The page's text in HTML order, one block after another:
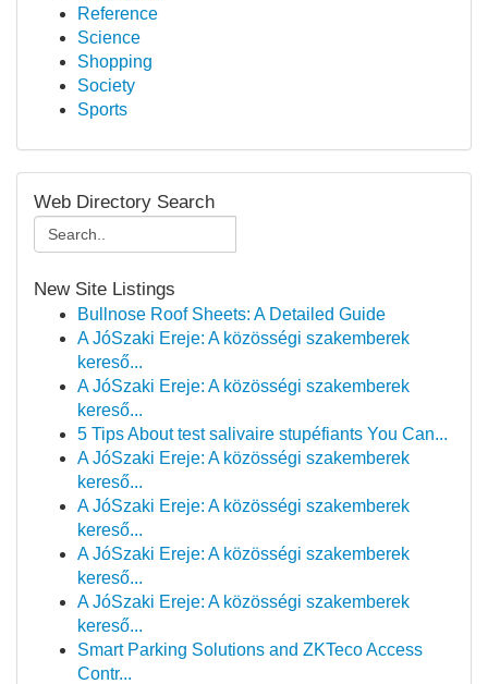
Reference
Science
Shopping
Society
Sports
Web Directory Search
New Site Listings
Bullnose Roof Sheets: A Detailed Guide
A JóSzaki Ereje: A közösségi szakemberek
kereső...
A JóSzaki Ereje: A közösségi szakemberek
kereső...
5 Tips About test salivaire stupéfiants You Can...
A JóSzaki Ereje: A közösségi szakemberek
kereső...
A JóSzaki Ereje: A közösségi szakemberek
kereső...
A JóSzaki Ereje: A közösségi szakemberek
kereső...
A JóSzaki Ereje: A közösségi szakemberek
kereső...
Smart Parking Solutions and ZKTeco Access
Contr...